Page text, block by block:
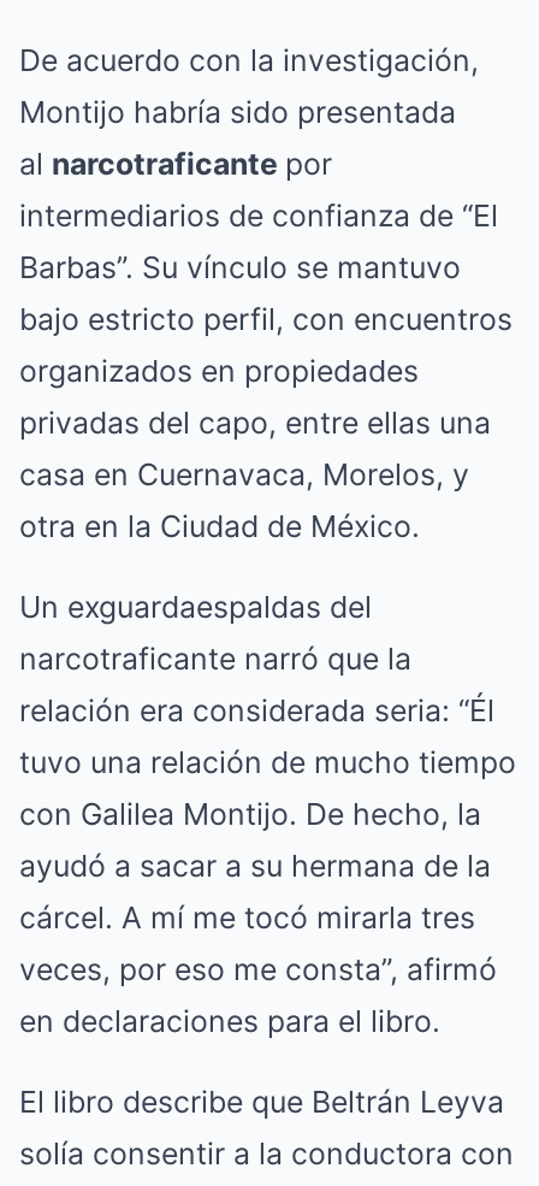
De acuerdo con la investigación,
Montijo habría sido presentada
al narcotraficante por
intermediarios de confianza de “El
Barbas”. Su vínculo se mantuvo
bajo estricto perfil, con encuentros
organizados en propiedades
privadas del capo, entre ellas una
casa en Cuernavaca, Morelos, y
otra en la Ciudad de México.
Un exguardaespaldas del
narcotraficante narró que la
relación era considerada seria: “Él
tuvo una relación de mucho tiempo
con Galilea Montijo. De hecho, la
ayudó a sacar a su hermana de la
cárcel. A mí me tocó mirarla tres
veces, por eso me consta”, afirmó
en declaraciones para el libro.
El libro describe que Beltrán Leyva
solía consentir a la conductora con